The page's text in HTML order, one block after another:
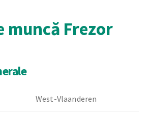
muncă Frezor
West-Vlaanderen